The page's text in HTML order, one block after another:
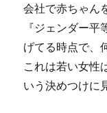
会社で赤ちゃん
『ジェンダー
げてる時点で、
これは若い女性
いう決めつけに